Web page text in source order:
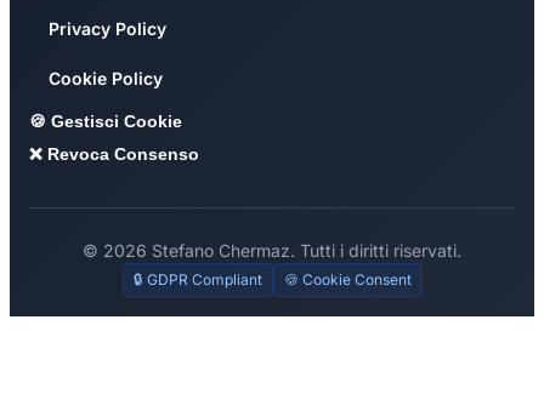
Privacy Policy
Cookie Policy
🍪 Gestisci Cookie
❌ Revoca Consenso
© 2026 Stefano Chermaz. Tutti i diritti riservati.
🔒 GDPR Compliant 🍪 Cookie Consent